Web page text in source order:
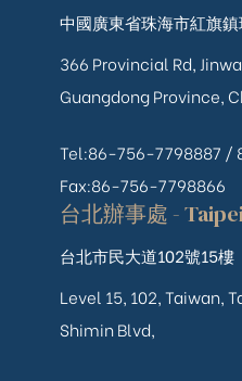
中國廣東省珠海市紅旗
366 Provincial Rd,
Guangdong Province,
Tel:86-756-7798887 /
Fax:86-756-7798866
台北辦事處 -
台北市民大道102號15樓
Level 15, 102, Taiwan,
Shimin Blvd,